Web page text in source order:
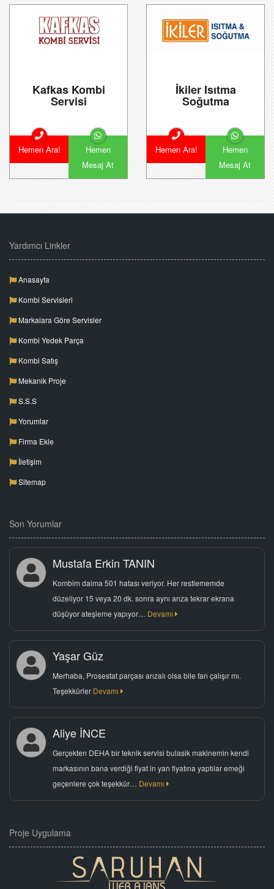
Kafkas Kombi
Servisi
Hemen Ara!
Hemen
Mesaj At
İkiler Isıtma
Soğutma
Hemen Ara!
Hemen
Mesaj At
Yardımcı Linkler
Anasayfa
Kombi Servisleri
Markalara Göre Servisler
Kombi Yedek Parça
Kombi Satış
Mekanik Proje
S.S.S
Yorumlar
Firma Ekle
İletişim
Sitemap
Son Yorumlar
Mustafa Erkin TANIN
Kombim daima 501 hatası veriyor. Her restlememde
düzeliyor 15 veya 20 dk. sonra aynı arıza tekrar ekrana
düşüyor ateşleme yapıyor… Devamı
Yaşar Güz
Merhaba, Prosestat parçası arızalı olsa bile fan çalışır mı.
Teşekkürler Devamı
Aliye İNCE
Gerçekten DEHA bir teknik servisi bulasik makinemin kendi
markasının bana verdiği fiyat in yarı fiyatına yaptılar emeği
geçenlere çok teşekkür… Devamı
Proje Uygulama